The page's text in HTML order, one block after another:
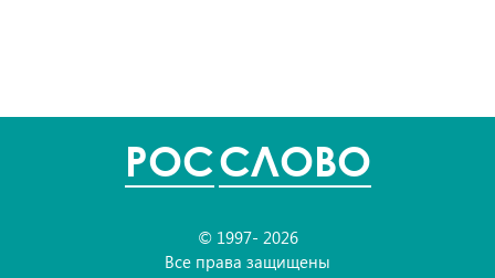
POCСЛОВО
© 1997- 2026
Все права защищены